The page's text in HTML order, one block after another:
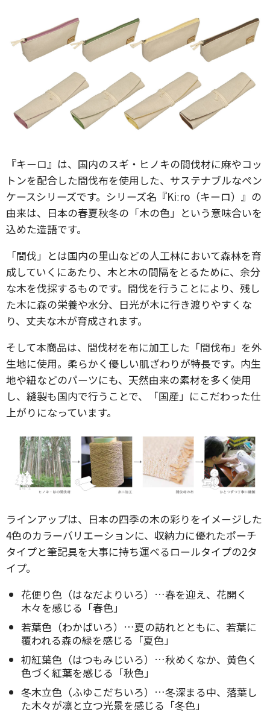
『キーロ』は、国内のスギ・ヒノキの間伐材に麻やコッ
トンを配合した間伐布を使用した、サステナブルなペン
ケースシリーズです。シリーズ名『Kiːro（キーロ）』の
由来は、日本の春夏秋冬の「木の色」という意味合いを
込めた造語です。
「間伐」とは国内の里山などの人工林において森林を育
成していくにあたり、木と木の間隔をとるために、余分
な木を伐採するものです。間伐を行うことにより、残し
た木に森の栄養や水分、日光が木に行き渡りやすくな
り、丈夫な木が育成されます。
そして本商品は、間伐材を布に加工した「間伐布」を外
生地に使用。柔らかく優しい肌ざわりが特長です。内生
地や紐などのパーツにも、天然由来の素材を多く使用
し、縫製も国内で行うことで、「国産」にこだわった仕
上がりになっています。
ラインアップは、日本の四季の木の彩りをイメージした
4色のカラーバリエーションに、収納力に優れたポーチ
タイプと筆記具を大事に持ち運べるロールタイプの2タ
イプ。
花便り色（はなだよりいろ）…春を迎え、花開く
木々を感じる「春色」
若葉色（わかばいろ）…夏の訪れとともに、若葉に
覆われる森の緑を感じる「夏色」
初紅葉色（はつもみじいろ）…秋めくなか、黄色く
色づく紅葉を感じる「秋色」
冬木立色（ふゆこだちいろ）…冬深まる中、落葉し
た木々が凛と立つ光景を感じる「冬色」